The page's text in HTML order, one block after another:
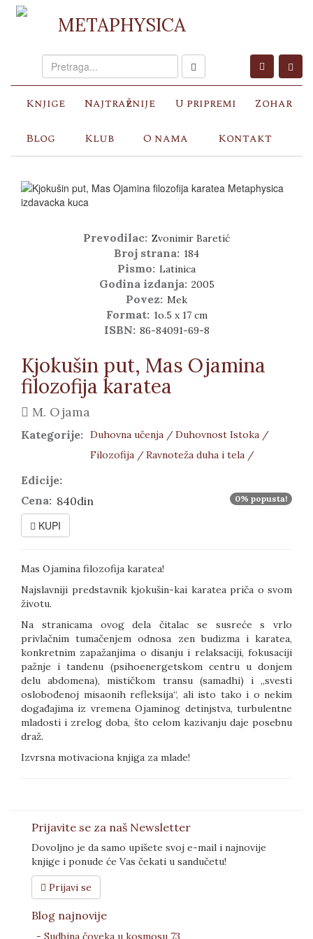
METAPHYSICA
Knjige Najtraženije U pripremi Zohar
Blog Klub O nama Kontakt
Prevodilac: Zvonimir Baretić
Broj strana: 184
Pismo: Latinica
Godina izdanja: 2005
Povez: Mek
Format: 1o.5 x 17 cm
ISBN: 86-84091-69-8
Kjokušin put, Mas Ojamina
filozofija karatea
M. Ojama
Kategorije: Duhovna učenja /Duhovnost Istoka /
Filozofija /Ravnoteža duha i tela /
Edicije:
Cena: 840din 0% popusta!
KUPI
Mas Ojamina filozofija karatea!
Nаjslаvniji predstаvnik kjokušin-kаi kаrаteа pričа o svom
životu.
Na stranicama ovog dela čitalac se susreće s vrlo
privlačnim tumačenjem odnosa zen budizma i karatea,
konkretnim zapažanjima o disanju i relaksaciji, fokusaciji
pažnje i tandenu (psihoenergetskom centru u donjem
delu abdomena), mističkom transu (samadhi) i „svesti
oslobođenoj misaonih refleksija“, ali isto tako i o nekim
događajima iz vremena Ojaminog detinjstva, turbulentne
mladosti i zrelog doba, što celom kazivanju daje posebnu
draž.
Izvrsna motivaciona knjiga za mlade!
Prijavite se za naš Newsletter
Dovoljno je da samo upišete svoj e-mail i najnovije
knjige i ponude će Vas čekati u sandučetu!
Prijavi se
Blog najnovije
- Sudbina čoveka u kosmosu 73